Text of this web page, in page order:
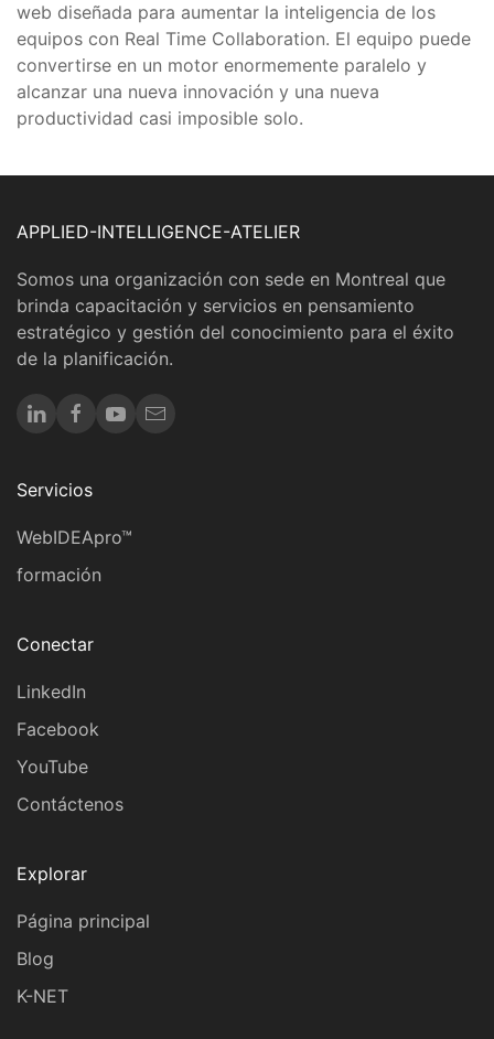
web diseñada para aumentar la inteligencia de los
equipos con Real Time Collaboration. El equipo puede
convertirse en un motor enormemente paralelo y
alcanzar una nueva innovación y una nueva
productividad casi imposible solo.
APPLIED-INTELLIGENCE-ATELIER
Somos una organización con sede en Montreal que
brinda capacitación y servicios en pensamiento
estratégico y gestión del conocimiento para el éxito
de la planificación.
Servicios
WebIDEApro™
formación
Conectar
LinkedIn
Facebook
YouTube
Contáctenos
Explorar
Página principal
Blog
K-NET